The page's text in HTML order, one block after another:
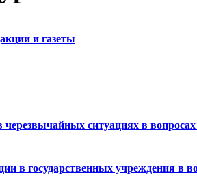
и газеты
черезвычайных ситуациях в вопросах
в государственных учреждения в